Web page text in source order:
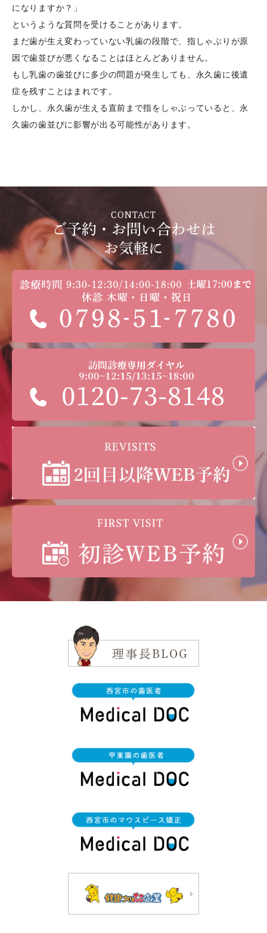
になりますか？」
というような質問を受けることがあります。
まだ歯が生え変わっていない乳歯の段階で、指しゃぶりが原
因で歯並びが悪くなることはほとんどありません。
もし乳歯の歯並びに多少の問題が発生しても、永久歯に後遺
症を残すことはまれです。
しかし、永久歯が生える直前まで指をしゃぶっていると、永
久歯の歯並びに影響が出る可能性があります。
CONTACT
ご予約・お問い合わせは
お気軽に